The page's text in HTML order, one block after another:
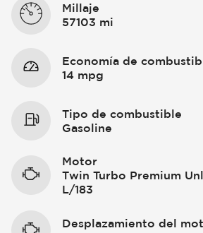
Millaje
57103 mi
Economía de
14 mpg
Tipo de combustible
Gasoline
Motor
Twin Turbo Premium
L/183
Desplazamiento del